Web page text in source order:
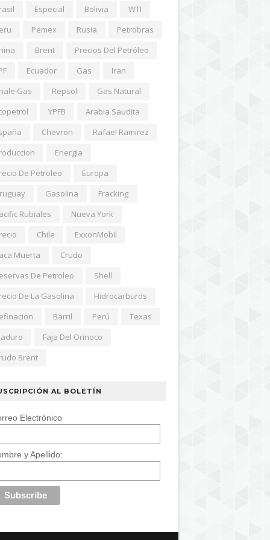
Especial Bolivia
WTI
Pemex Rusia
Petrobras
Brent
Precios Del Petróleo
Ecuador Gas
Iran
Gas
Repsol
Gas Natural
YPFB
Arabia Saudita
Chevron
Rafael Ramirez
Energia
De Petroleo
Europa
Gasolina
Fracking
Rubiales
Nueva York
Chile
ExxonMobil
Muerta
Crudo
De Petroleo
Shell
De La Gasolina
Hidrocarburos
Barril Perú
Texas
Faja Del Orinoco
Brent
AL BOLETÍN
Electrónico
y Apellido: